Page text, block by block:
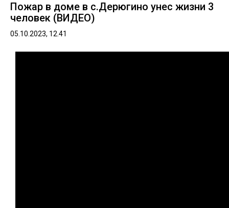
Пожар в доме в с.Дерюгино унес жизни 3
человек (ВИДЕО)
05.10.2023, 12.41